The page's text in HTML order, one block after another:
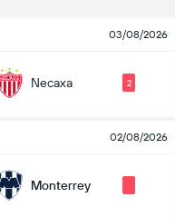
03/08/2026
Necaxa 2
02/08/2026
Monterrey